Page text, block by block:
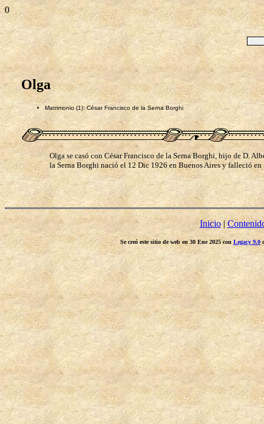
0
Olga
Matrimonio (1): César Francisco de la Serna Borghi
Olga se casó con César Francisco de la Serna Borghi, hijo de D.
la Serna Borghi nació el 12 Dic 1926 en Buenos Aires y falleció en
Inicio|
Se creó este sitio de web en 30 Ene 2025 con Legacy 9.0